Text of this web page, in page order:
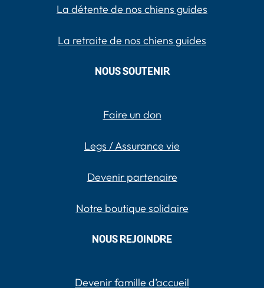
La détente de nos chiens guides
La retraite de nos chiens guides
NOUS SOUTENIR
Faire un don
Legs / Assurance vie
Devenir partenaire
Notre boutique solidaire
NOUS REJOINDRE
Devenir famille d’accueil